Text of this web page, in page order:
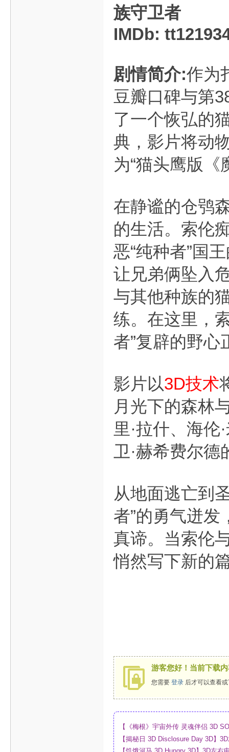
族守卫者
IMDb:
剧情简介:作为
豆瓣口碑与第
了一个恢弘的
典，影片将动
为“猫头鹰版《
在静谧的仓鸮
的生活。索伦
恶“纯种者”国
让兄弟俩坠入
与其他种族的
练。在这里，
者”复辟的野
影片以3D技术
月光下的森林
里·拉什、海
卫·赫希费尔
从地面逃亡到
者”的勇气迸
真谛。当索伦
悄然写下新的
游客您好！当前下载
您需要 登录 后才可以查看
【《梅根》宇宙外传 灵魂伴侣 3D
_4K_高清蓝光压制_网盘
【揭秘日 3D Disclosure Day 3D】
制_网盘